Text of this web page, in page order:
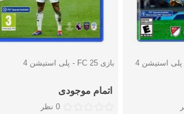
دوست داشتن بازی FC 25 - پلی استیشن 4
اتمام موجودی
0 نظر